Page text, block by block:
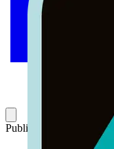
Publicado: 28 de